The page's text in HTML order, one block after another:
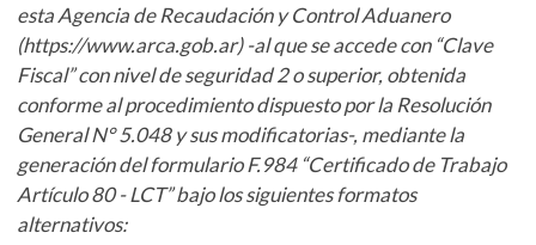
esta Agencia de Recaudación y Control Aduanero
(https://www.arca.gob.ar) -al que se accede con “Clave
Fiscal” con nivel de seguridad 2 o superior, obtenida
conforme al procedimiento dispuesto por la Resolución
General N° 5.048 y sus modificatorias-, mediante la
generación del formulario F.984 “Certificado de Trabajo
Artículo 80 - LCT” bajo los siguientes formatos
alternativos: